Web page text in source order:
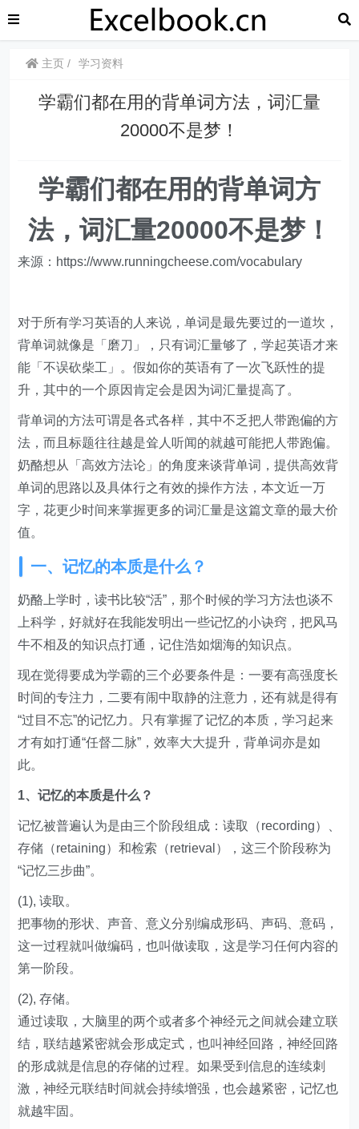
主页 学习资料
学霸们都在用的背单词方法，词汇量
20000不是梦！
学霸们都在用的背单词方
法，词汇量20000不是梦！
来源：https://www.runningcheese.com/vocabulary
对于所有学习英语的人来说，单词是最先要过的一道坎，
背单词就像是「磨刀」，只有词汇量够了，学起英语才来
能「不误砍柴工」。假如你的英语有了一次飞跃性的提
升，其中的一个原因肯定会是因为词汇量提高了。
背单词的方法可谓是各式各样，其中不乏把人带跑偏的方
法，而且标题往往越是耸人听闻的就越可能把人带跑偏。
奶酪想从「高效方法论」的角度来谈背单词，提供高效背
单词的思路以及具体行之有效的操作方法，本文近一万
字，花更少时间来掌握更多的词汇量是这篇文章的最大价
值。
一、记忆的本质是什么？
奶酪上学时，读书比较“活”，那个时候的学习方法也谈不
上科学，好就好在我能发明出一些记忆的小诀窍，把风马
牛不相及的知识点打通，记住浩如烟海的知识点。
现在觉得要成为学霸的三个必要条件是：一要有高强度长
时间的专注力，二要有闹中取静的注意力，还有就是得有
“过目不忘”的记忆力。只有掌握了记忆的本质，学习起来
才有如打通“任督二脉”，效率大大提升，背单词亦是如
此。
1、记忆的本质是什么？
记忆被普遍认为是由三个阶段组成：读取（recording）、
存储（retaining）和检索（retrieval），这三个阶段称为
“记忆三步曲”。
(1), 读取。
把事物的形状、声音、意义分别编成形码、声码、意码，
这一过程就叫做编码，也叫做读取，这是学习任何内容的
第一阶段。
(2), 存储。
通过读取，大脑里的两个或者多个神经元之间就会建立联
结，联结越紧密就会形成定式，也叫神经回路，神经回路
的形成就是信息的存储的过程。如果受到信息的连续刺
激，神经元联结时间就会持续增强，也会越紧密，记忆也
就越牢固。